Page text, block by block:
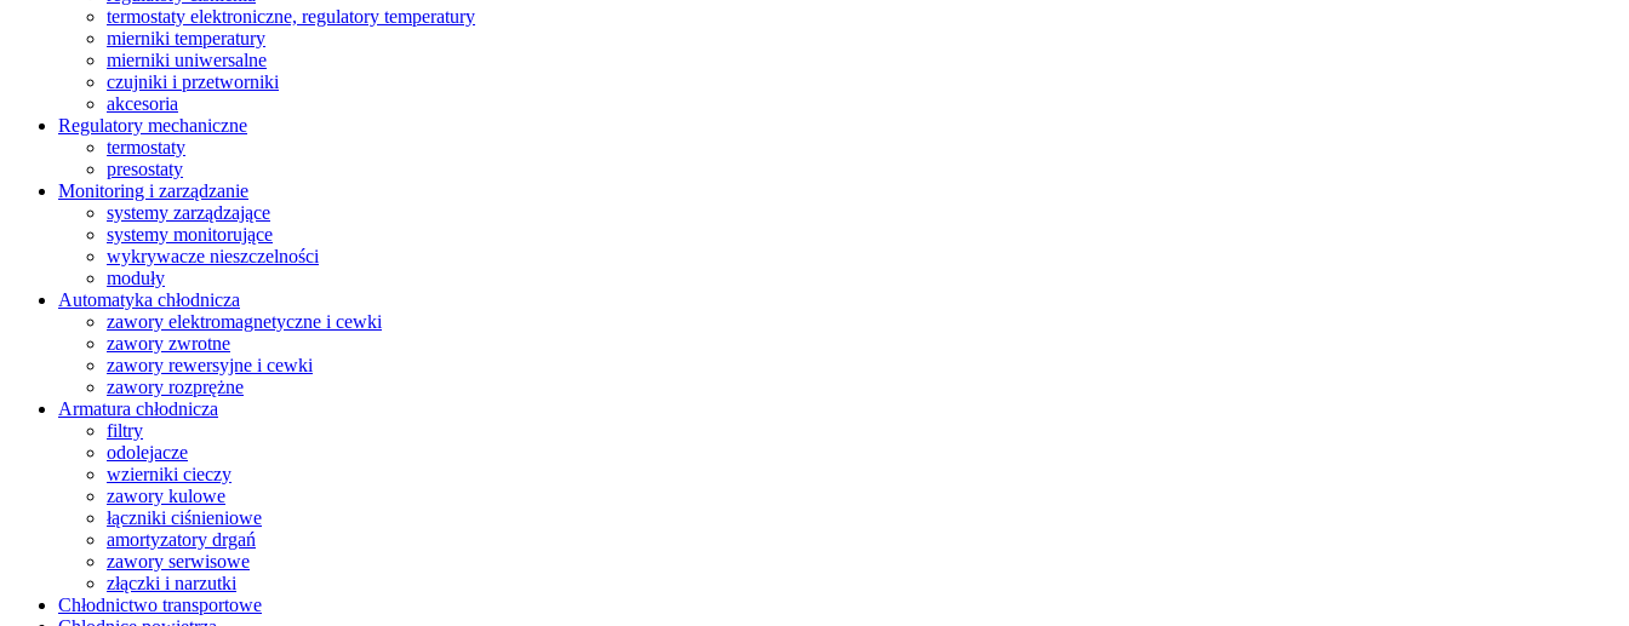
termostaty elektroniczne, regulatory temperatury
mierniki temperatury
mierniki uniwersalne
czujniki i przetworniki
akcesoria
Regulatory mechaniczne
termostaty
presostaty
Monitoring i zarządzanie
systemy zarządzające
systemy monitorujące
wykrywacze nieszczelności
moduły
Automatyka chłodnicza
zawory elektromagnetyczne i cewki
zawory zwrotne
zawory rewersyjne i cewki
zawory rozprężne
Armatura chłodnicza
filtry
odolejacze
wzierniki cieczy
zawory kulowe
łączniki ciśnieniowe
amortyzatory drgań
zawory serwisowe
złączki i narzutki
Chłodnictwo transportowe